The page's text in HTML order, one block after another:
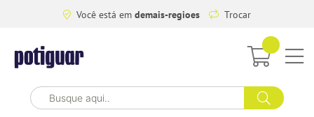
Você está em demais-regioes Trocar